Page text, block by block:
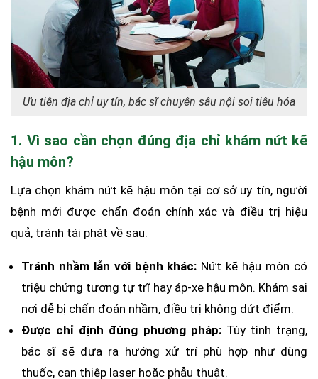
Ưu tiên địa chỉ uy tín, bác sĩ chuyên sâu nội soi tiêu hóa
1. Vì sao cần chọn đúng địa chỉ khám nứt kẽ
hậu môn?
Lựa chọn khám nứt kẽ hậu môn tại cơ sở uy tín, người
bệnh mới được chẩn đoán chính xác và điều trị hiệu
quả, tránh tái phát về sau.
Tránh nhầm lẫn với bệnh khác: Nứt kẽ hậu môn có
triệu chứng tương tự trĩ hay áp-xe hậu môn. Khám sai
nơi dễ bị chẩn đoán nhầm, điều trị không dứt điểm.
Được chỉ định đúng phương pháp:Tùy tình trạng,
bác sĩ sẽ đưa ra hướng xử trí phù hợp như dùng
thuốc, can thiệp laser hoặc phẫu thuật.